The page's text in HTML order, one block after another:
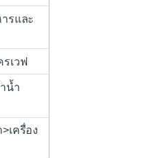
รและ
เวฟ
น้ำ
เครื่อง